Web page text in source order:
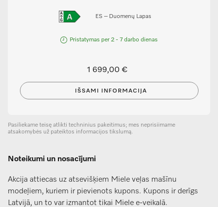
ES – Duomenų Lapas
Pristatymas per 2 - 7 darbo dienas
1 699,00 €
IŠSAMI INFORMACIJA
Pasiliekame teisę atlikti techninius pakeitimus; mes neprisiimame
atsakomybės už pateiktos informacijos tikslumą.
Noteikumi un nosacījumi
Akcija attiecas uz atsevišķiem Miele veļas mašīnu
modeļiem, kuriem ir pievienots kupons. Kupons ir derīgs
Latvijā, un to var izmantot tikai Miele e-veikalā.